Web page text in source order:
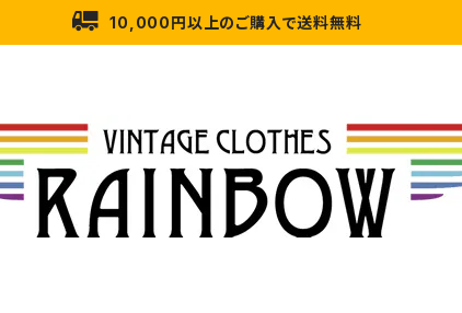
10,000円以上のご購入で送料無料